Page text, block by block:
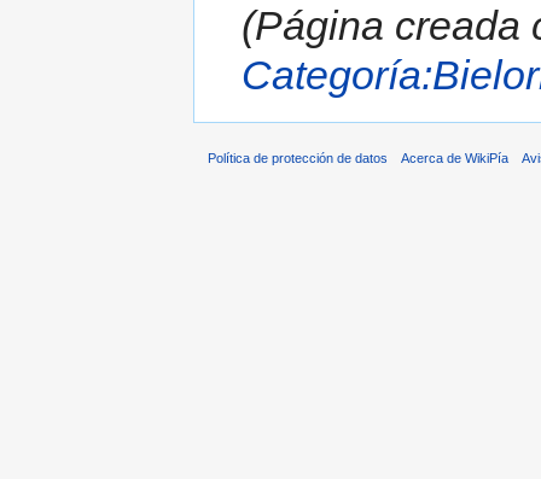
(Página creada
Política de protección de datos Acerca de WikiPía